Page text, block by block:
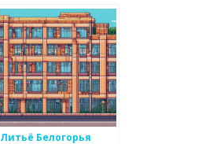
Литьё Белогорья